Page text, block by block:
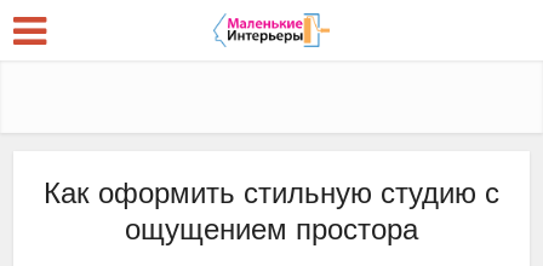
Как оформить стильную студию с
ощущением простора